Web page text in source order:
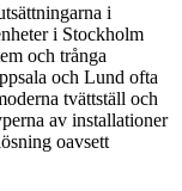
i
i Stockholm
och trånga
och Lund ofta
tvättställ och
av installationer
oavsett